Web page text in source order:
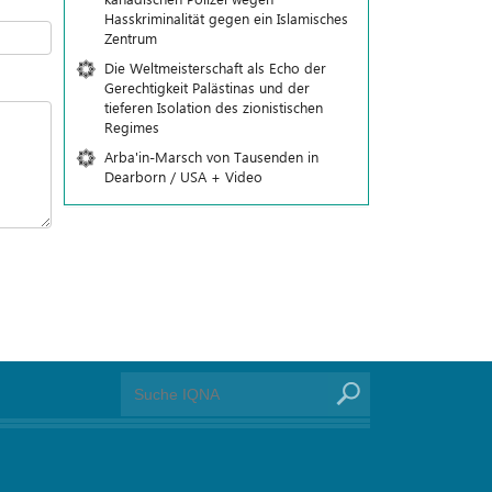
Hasskriminalität gegen ein Islamisches
Zentrum
Die Weltmeisterschaft als Echo der
Gerechtigkeit Palästinas und der
tieferen Isolation des zionistischen
Regimes
Arba'in-Marsch von Tausenden in
Dearborn / USA + Video